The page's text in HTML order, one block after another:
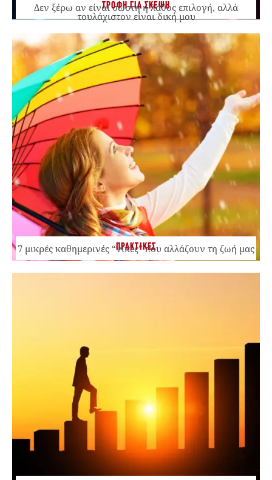
ΤΡΟΦΗ ΓΙΑ ΣΚΕΨΗ
Δεν ξέρω αν είναι σωστή ή λάθος επιλογή, αλλά
τουλάχιστον είναι δική μου
ΠΡΑΚΤΙΚΕΣ
7 μικρές καθημερινές “νίκες” που αλλάζουν τη ζωή μας